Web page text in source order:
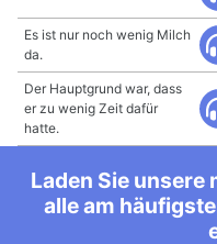
Es ist nur noch wenig Milch
da.
Der Hauptgrund war, dass
er zu wenig Zeit dafür
hatte.
Laden Sie unsere
alle am